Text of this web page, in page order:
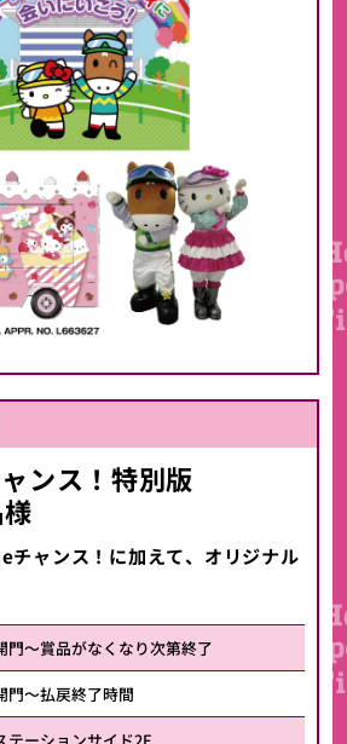
ンス！特別版
ャンス！に加えて、オリジナル
門～賞品がなくなり次第終了
門～払戻終了時間